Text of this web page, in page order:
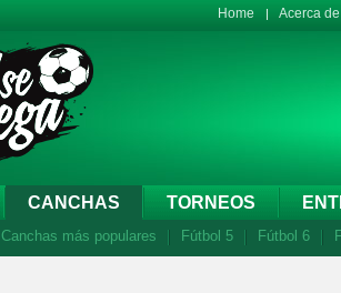
Home Acerca
CANCHAS TORNEOS
Canchas más populares Fútbol 5 Fútbol 6